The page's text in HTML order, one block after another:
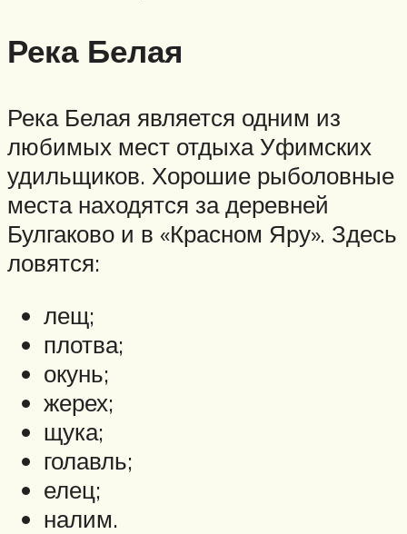
Река Белая
Река Белая является одним из
любимых мест отдыха Уфимских
удильщиков. Хорошие рыболовные
места находятся за деревней
Булгаково и в «Красном Яру». Здесь
ловятся:
лещ;
плотва;
окунь;
жерех;
щука;
голавль;
елец;
налим.